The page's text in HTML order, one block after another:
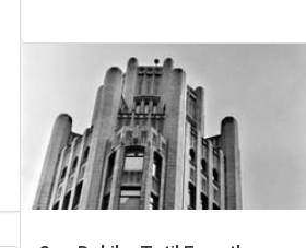
geçirmenizi sağlayacak en iyi antalya
çocuklu aile oteli seçeneklerini bir araya